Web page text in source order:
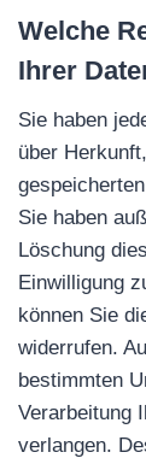
Welche
Ihrer
Sie haben
über
Sie haben
Löschung
Einwilligung
können Sie
widerrufen.
bestimmten
Verarbeitung
verlangen.